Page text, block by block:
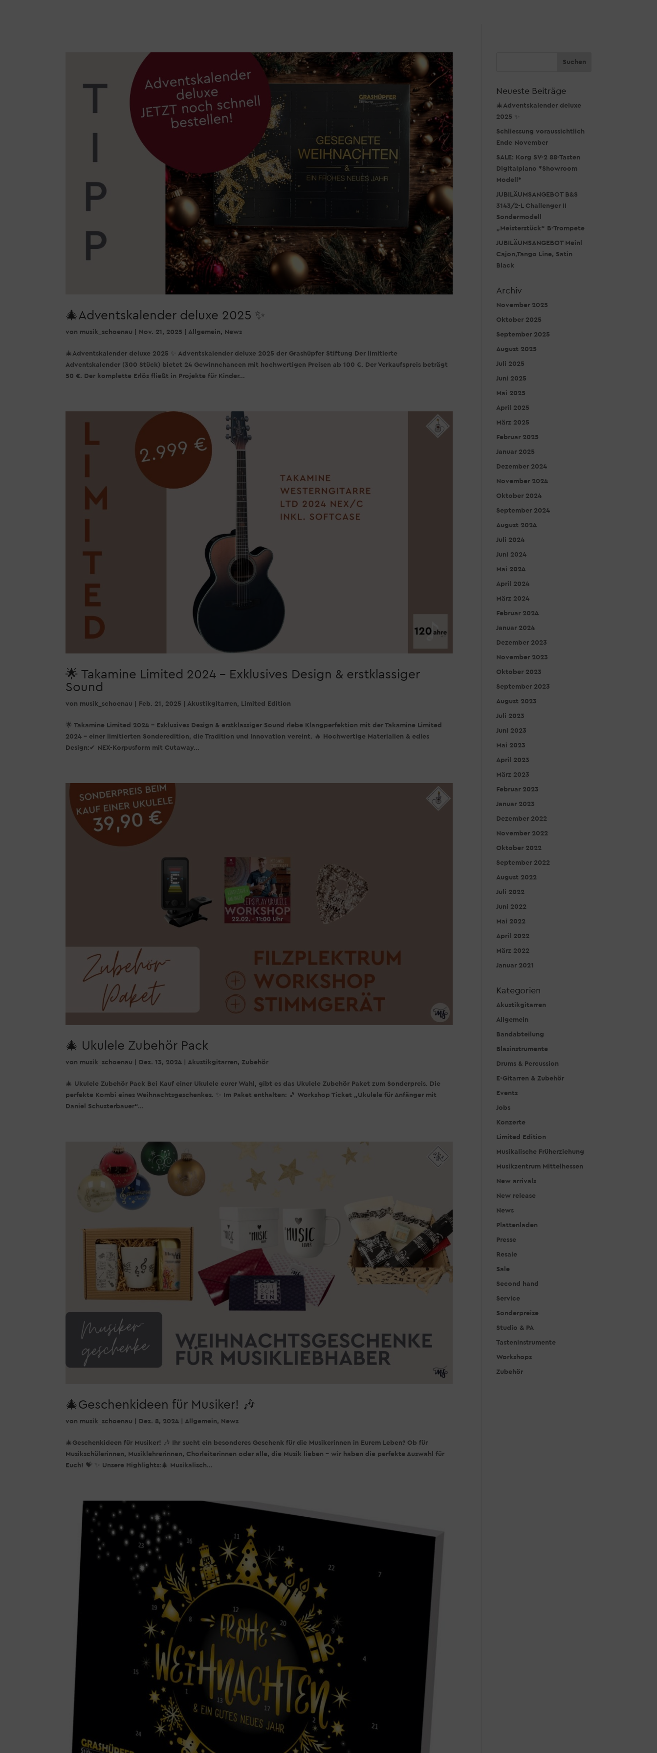
🎄Adventskalender deluxe 2025 ✨
von musik_schoenau Nov. 21, 2025 Allgemein, News
🎄Adventskalender deluxe 2025 ✨ Adventskalender deluxe 2025 der Grashüpfer Stiftung Der limitierte
Adventskalender (300 Stück) bietet 24 Gewinnchancen mit hochwertigen Preisen ab 100 €. Der Verkaufspreis beträgt
50 €. Der komplette Erlös fließt in Projekte für Kinder...
🌟 Takamine Limited 2024 – Exklusives Design & erstklassiger
Sound
von musik_schoenau Feb. 21, 2025 Akustikgitarren, Limited Edition
🌟 Takamine Limited 2024 – Exklusives Design & erstklassiger Sound rlebe Klangperfektion mit der Takamine Limited
2024 – einer limitierten Sonderedition, die Tradition und Innovation vereint. 🔥 Hochwertige Materialien & edles
Design:✔ NEX-Korpusform mit Cutaway...
🎄 Ukulele Zubehör Pack
von musik_schoenau Dez. 13, 2024 |Akustikgitarren,Zubehör
🎄 Ukulele Zubehör Pack Bei Kauf einer Ukulele eurer Wahl, gibt es das Ukulele Zubehör Paket zum Sonderpreis. Die
perfekte Kombi eines Weihnachtsgeschenkes. ✨ Im Paket enthalten: 🎵 Workshop Ticket „Ukulele für Anfänger mit
Daniel Schusterbauer“...
🎄Geschenkideen für Musiker! 🎶
von musik_schoenau Dez. 8, 2024 |Allgemein, News
🎄Geschenkideen für Musiker! 🎶 Ihr sucht ein besonderes Geschenk für die Musikerinnen in Eurem Leben? Ob für
Musikschülerinnen, Musiklehrerinnen, Chorleiterinnen oder alle, die Musik lieben – wir haben die perfekte Auswahl für
Euch! 💝 ✨ Unsere Highlights:🎄 Musikalisch...
Neueste Beiträge
🎄Adventskalender deluxe
2025 ✨
Schliessung voraussichtlich
Ende November
SALE: Korg SV-2 88-Tasten
Digitalpiano *Showroom
Modell*
JUBILÄUMSANGEBOT B&S
3143/2-L Challenger II
Sondermodell
„Meisterstück“ B-Trompete
JUBILÄUMSANGEBOT Meinl
Cajon,Tango Line, Satin
Black
Archiv
November 2025
Oktober 2025
September 2025
August 2025
Juli 2025
Juni 2025
Mai 2025
April 2025
März 2025
Februar 2025
Januar 2025
Dezember 2024
November 2024
Oktober 2024
September 2024
August 2024
Juli 2024
Juni 2024
Mai 2024
April 2024
März 2024
Februar 2024
Januar 2024
Dezember 2023
November 2023
Oktober 2023
September 2023
August 2023
Juli 2023
Juni 2023
Mai 2023
April 2023
März 2023
Februar 2023
Januar 2023
Dezember 2022
November 2022
Oktober 2022
September 2022
August 2022
Juli 2022
Juni 2022
Mai 2022
April 2022
März 2022
Januar 2021
Kategorien
Akustikgitarren
Allgemein
Bandabteilung
Blasinstrumente
Drums & Percussion
E-Gitarren & Zubehör
Events
Jobs
Konzerte
Limited Edition
Musikalische Früherziehung
Musikzentrum Mittelhessen
New arrivals
New release
News
Plattenladen
Presse
Resale
Sale
Second hand
Service
Sonderpreise
Studio & PA
Tasteninstrumente
Workshops
Zubehör